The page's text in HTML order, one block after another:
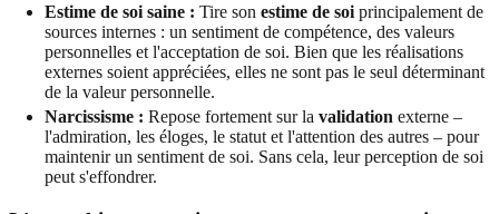
Estime de soi saine : Tire son estime de soi principalement de
sources internes : un sentiment de compétence, des valeurs
personnelles et l'acceptation de soi. Bien que les réalisations
externes soient appréciées, elles ne sont pas le seul déterminant
de la valeur personnelle.
Narcissisme : Repose fortement sur la validation externe –
l'admiration, les éloges, le statut et l'attention des autres – pour
maintenir un sentiment de soi. Sans cela, leur perception de soi
peut s'effondrer.